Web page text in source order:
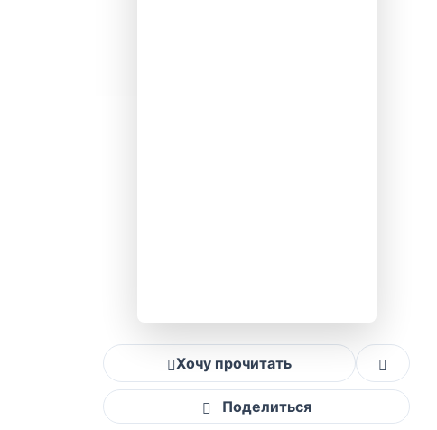
Хочу прочитать
Поделиться